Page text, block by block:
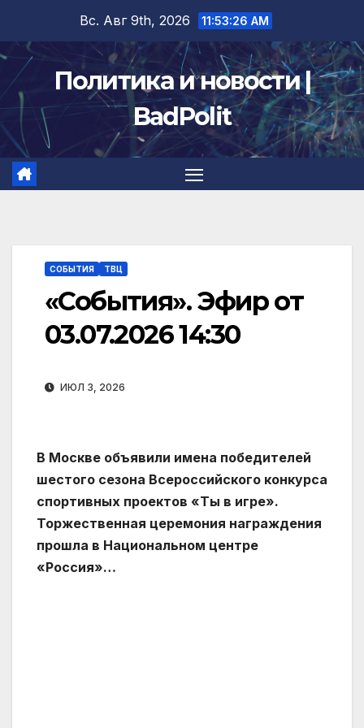
содержимому
Вс. Авг 9th, 2026 11:53:26 AM
Политика и новости |
BadPolit
СОБЫТИЯ ТВЦ
«События». Эфир от
03.07.2026 14:30
ИЮЛ 3, 2026
В Москве объявили имена победителей
шестого сезона Всероссийского конкурса
спортивных проектов «Ты в игре».
Торжественная церемония награждения
прошла в Национальном центре
«Россия»…